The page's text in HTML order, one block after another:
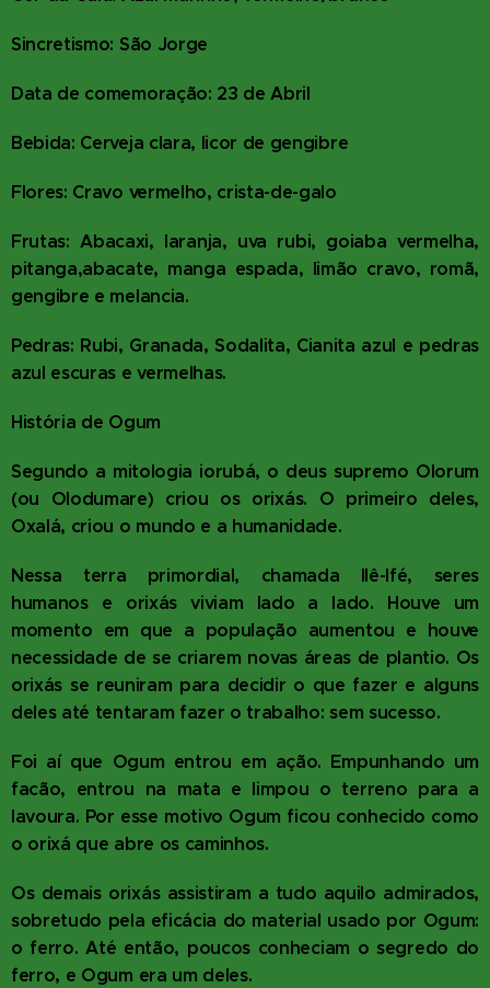
Sincretismo: São Jorge
Data de comemoração: 23 de Abril
Bebida: Cerveja clara, licor de gengibre
Flores: Cravo vermelho, crista-de-galo
Frutas: Abacaxi, laranja, uva rubi, goiaba vermelha,
pitanga,abacate, manga espada, limão cravo, romã,
gengibre e melancia.
Pedras: Rubi, Granada, Sodalita, Cianita azul e pedras
azul escuras e vermelhas.
História de Ogum
Segundo a mitologia iorubá, o deus supremo Olorum
(ou Olodumare) criou os orixás. O primeiro deles,
Oxalá, criou o mundo e a humanidade.
Nessa terra primordial, chamada Ilê-Ifé, seres
humanos e orixás viviam lado a lado. Houve um
momento em que a população aumentou e houve
necessidade de se criarem novas áreas de plantio. Os
orixás se reuniram para decidir o que fazer e alguns
deles até tentaram fazer o trabalho: sem sucesso.
Foi aí que Ogum entrou em ação. Empunhando um
facão, entrou na mata e limpou o terreno para a
lavoura. Por esse motivo Ogum ficou conhecido como
o orixá que abre os caminhos.
Os demais orixás assistiram a tudo aquilo admirados,
sobretudo pela eficácia do material usado por Ogum:
o ferro. Até então, poucos conheciam o segredo do
ferro, e Ogum era um deles.